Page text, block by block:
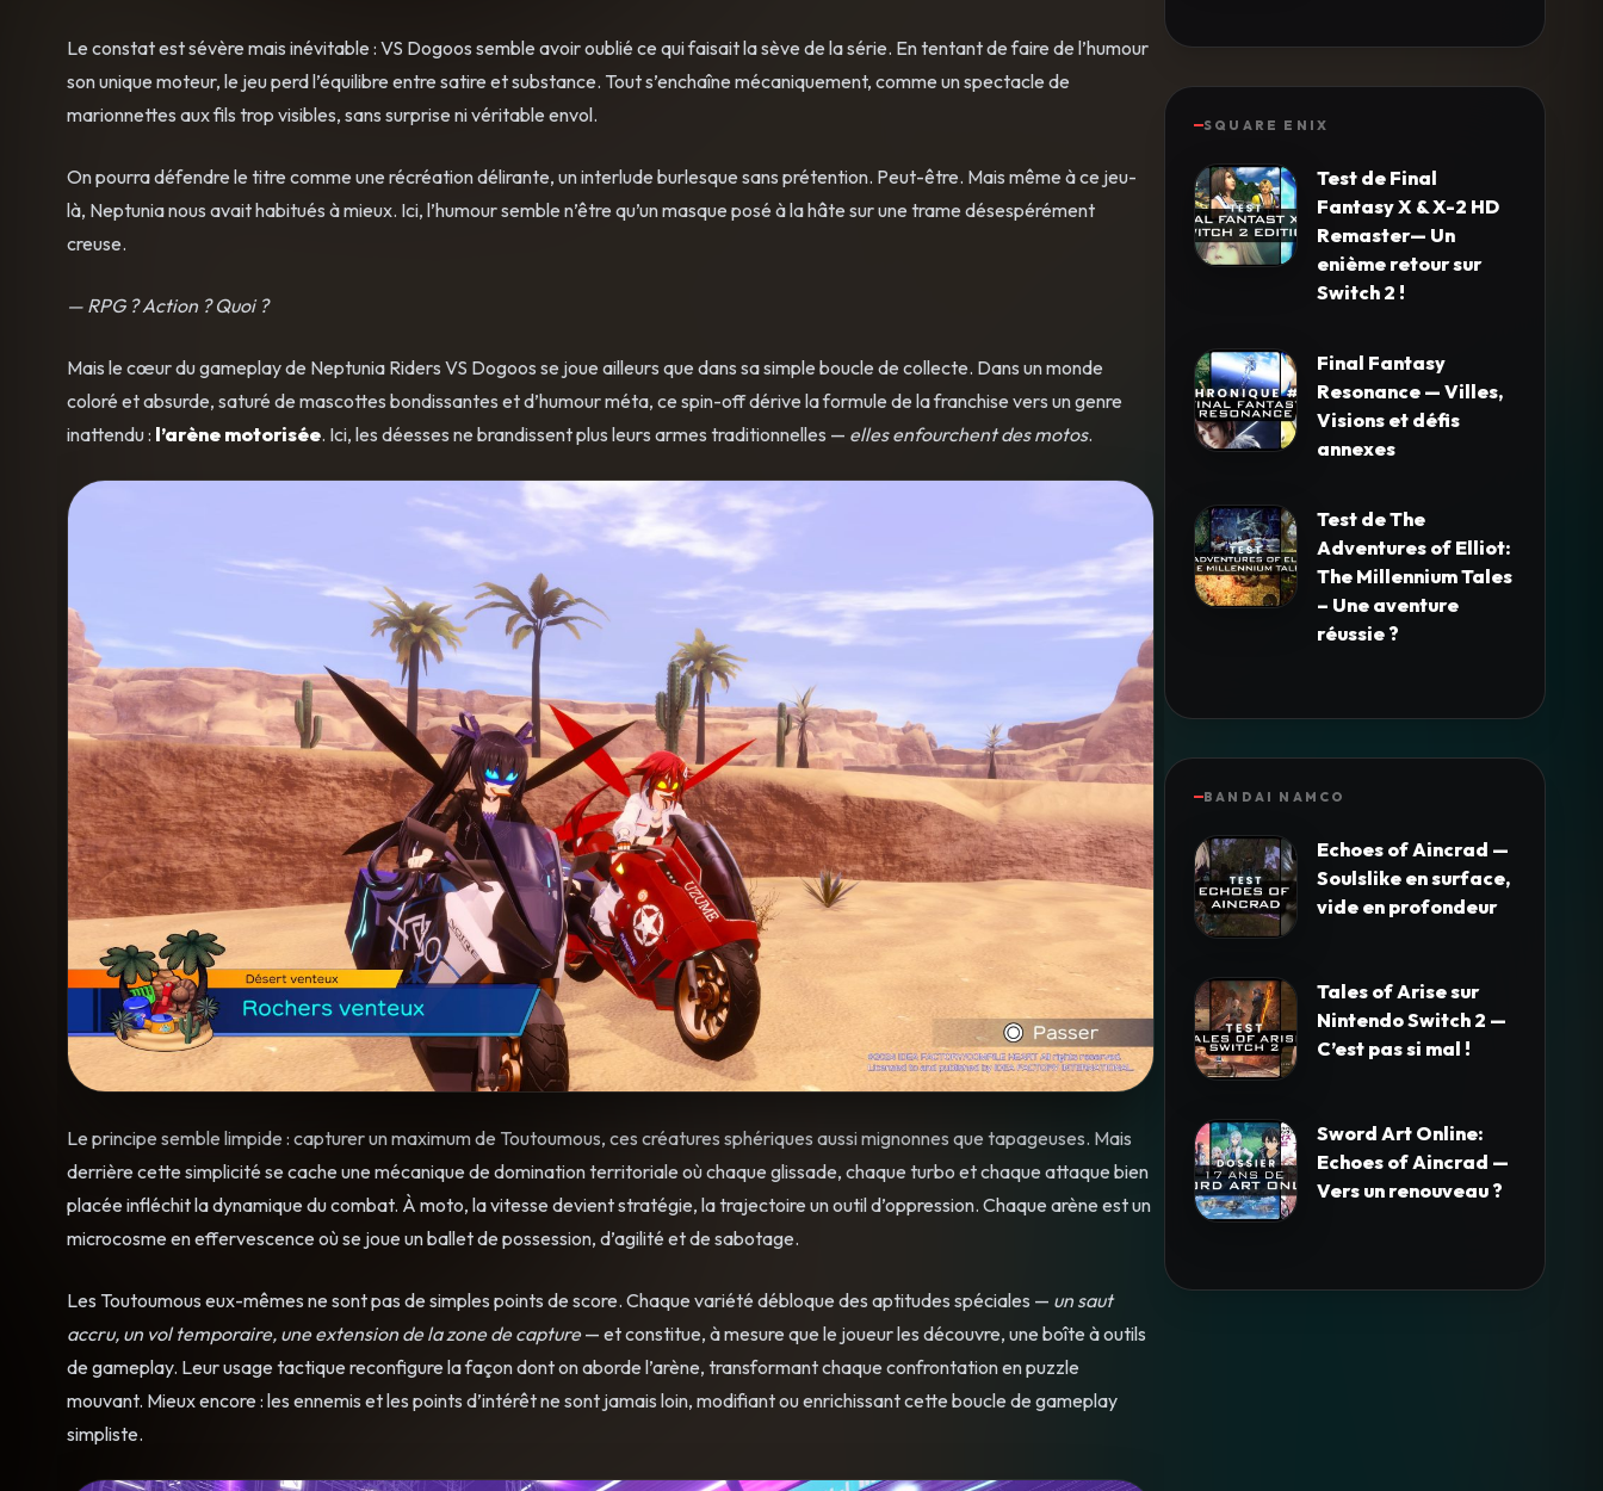
Le constat est sévère mais inévitable : VS Dogoos semble avoir oublié ce qui faisait la sève de la série. En tentant de faire de l’humour
son unique moteur, le jeu perd l’équilibre entre satire et substance. Tout s’enchaîne mécaniquement, comme un spectacle de
marionnettes aux fils trop visibles, sans surprise ni véritable envol.
On pourra défendre le titre comme une récréation délirante, un interlude burlesque sans prétention. Peut-être. Mais même à ce jeu-
là, Neptunia nous avait habitués à mieux. Ici, l’humour semble n’être qu’un masque posé à la hâte sur une trame désespérément
creuse.
— RPG ? Action ? Quoi ?
Mais le cœur du gameplay de Neptunia Riders VS Dogoos se joue ailleurs que dans sa simple boucle de collecte. Dans un monde
coloré et absurde, saturé de mascottes bondissantes et d’humour méta, ce spin-off dérive la formule de la franchise vers un genre
inattendu : l’arène motorisée. Ici, les déesses ne brandissent plus leurs armes traditionnelles — elles enfourchent des motos.
Le principe semble limpide : capturer un maximum de Toutoumous, ces créatures sphériques aussi mignonnes que tapageuses. Mais
derrière cette simplicité se cache une mécanique de domination territoriale où chaque glissade, chaque turbo et chaque attaque bien
placée infléchit la dynamique du combat. À moto, la vitesse devient stratégie, la trajectoire un outil d’oppression. Chaque arène est un
microcosme en effervescence où se joue un ballet de possession, d’agilité et de sabotage.
Les Toutoumous eux-mêmes ne sont pas de simples points de score. Chaque variété débloque des aptitudes spéciales — un saut
accru, un vol temporaire, une extension de la zone de capture— et constitue, à mesure que le joueur les découvre, une boîte à outils
de gameplay. Leur usage tactique reconfigure la façon dont on aborde l’arène, transformant chaque confrontation en puzzle
mouvant. Mieux encore : les ennemis et les points d’intérêt ne sont jamais loin, modifiant ou enrichissant cette boucle de gameplay
simpliste.
SQUARE ENIX
Test de Final
Fantasy X & X-2 HD
Remaster— Un
enième retour sur
Switch 2 !
Final Fantasy
Resonance — Villes,
Visions et défis
annexes
Test de The
Adventures of Elliot:
The Millennium Tales
– Une aventure
réussie ?
BANDAI NAMCO
Echoes of Aincrad —
Soulslike en surface,
vide en profondeur
Tales of Arise sur
Nintendo Switch 2 —
C’est pas si mal !
Sword Art Online:
Echoes of Aincrad —
Vers un renouveau ?